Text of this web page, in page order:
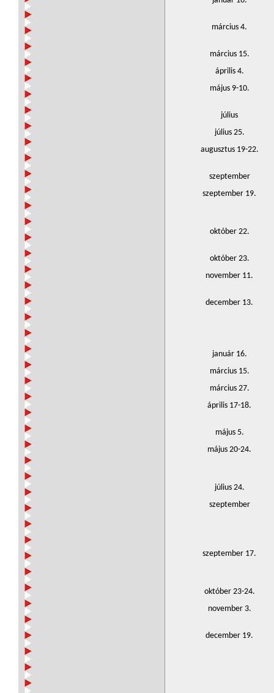
március 4.
március 15.
április 4.
május 9-10.
július
július 25.
augusztus 19-22.
szeptember
szeptember 19.
október 22.
október 23.
november 11.
december 13.
január 16.
március 15.
március 27.
április 17-18.
május 5.
május 20-24.
július 24.
szeptember
szeptember 17.
október 23-24.
november 3.
december 19.